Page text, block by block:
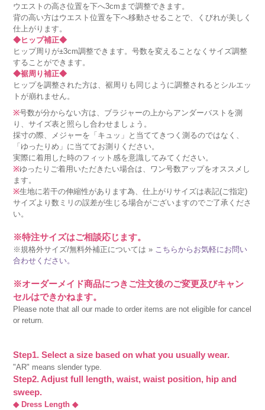
ウエストの高さ位置を下へ3cmまで調整できます。
背の高い方はウエスト位置を下へ移動させることで、くびれが美しく
仕上がります。
◆ヒップ補正◆
ヒップ周りが±3cm調整できます。号数を変えることなくサイズ調整
することができます。
◆裾周り補正◆
ヒップを調整された方は、裾周りも同じように調整されるとシルエッ
トが崩れません。
※号数が分からない方は、ブラジャーの上からアンダーバストを測
り、サイズ表と照らし合わせましょう。
採寸の際、メジャーを「キュッ」と当ててきつく測るのではなく、
「ゆったりめ」に当ててお測りください。
実際に着用した時のフィット感を意識してみてください。
※ゆったりご着用いただきたい場合は、ワン号数アップをオススメし
ます。
※生地に若干の伸縮性があります為、仕上がりサイズは表記(ご指定)
サイズより数ミリの誤差が生じる場合がございますのでご了承くださ
い。
※特注サイズはご相談応じます。
※規格外サイズ/無料外補正については » こちらからお気軽にお問い
合わせください。
※オーダーメイド商品につきご注文後のご変更及びキャン
セルはできかねます。
Please note that all our made to order items are not eligible for cancel
or return.
Step1. Select a size based on what you usually wear.
"AR" means slender type.
Step2. Adjust full length, waist, waist position, hip and
sweep.
◆ Dress Length ◆